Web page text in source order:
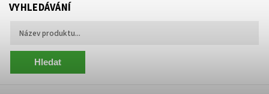
VYHLEDÁVÁNÍ
Hledat